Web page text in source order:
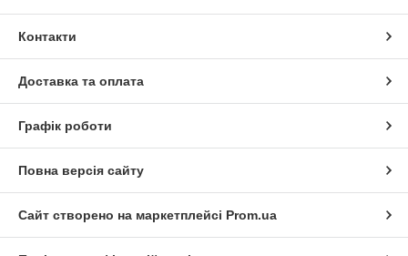
Контакти
Доставка та оплата
Графік роботи
Повна версія сайту
Сайт створено на маркетплейсі Prom.ua